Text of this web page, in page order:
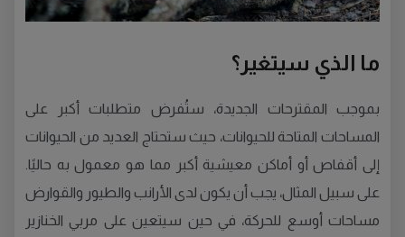
ما الذي سيتغير؟
بموجب المقترحات الجديدة، ستُفرض متطلبات أكبر على
المساحات المتاحة للحيوانات، حيث ستحتاج العديد من الحيوانات
إلى أقفاص أو أماكن معيشية أكبر مما هو معمول به حاليًا.
على سبيل المثال، يجب أن يكون لدى الأرانب والطيور والقوارض
مساحات أوسع للحركة، في حين سيتعين على مربي الخنازير